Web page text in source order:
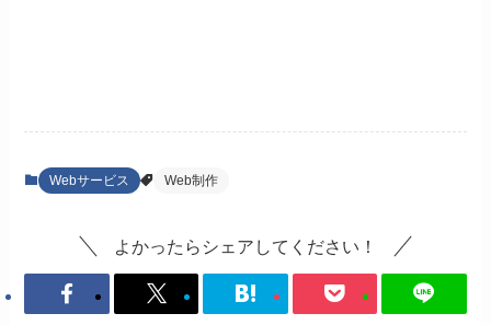
Webサービス Web制作
よかったらシェアしてください！